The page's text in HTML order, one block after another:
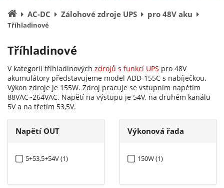
Úvodní
stránka
AC-DC Zálohové zdroje UPS pro 48V aku
Tříhladinové
Tříhladinové
V kategorii tříhladinových zdrojů s funkcí UPS pro 48V
akumulátory představujeme model ADD-155C s nabíječkou.
Výkon zdroje je 155W. Zdroj pracuje se vstupním napětím
88VAC~264VAC. Napětí na výstupu je 54V, na druhém kanálu
5V a na třetím 53,5V.
Napětí OUT
5+53,5+54V (1)
Výkonová řada
150W (1)